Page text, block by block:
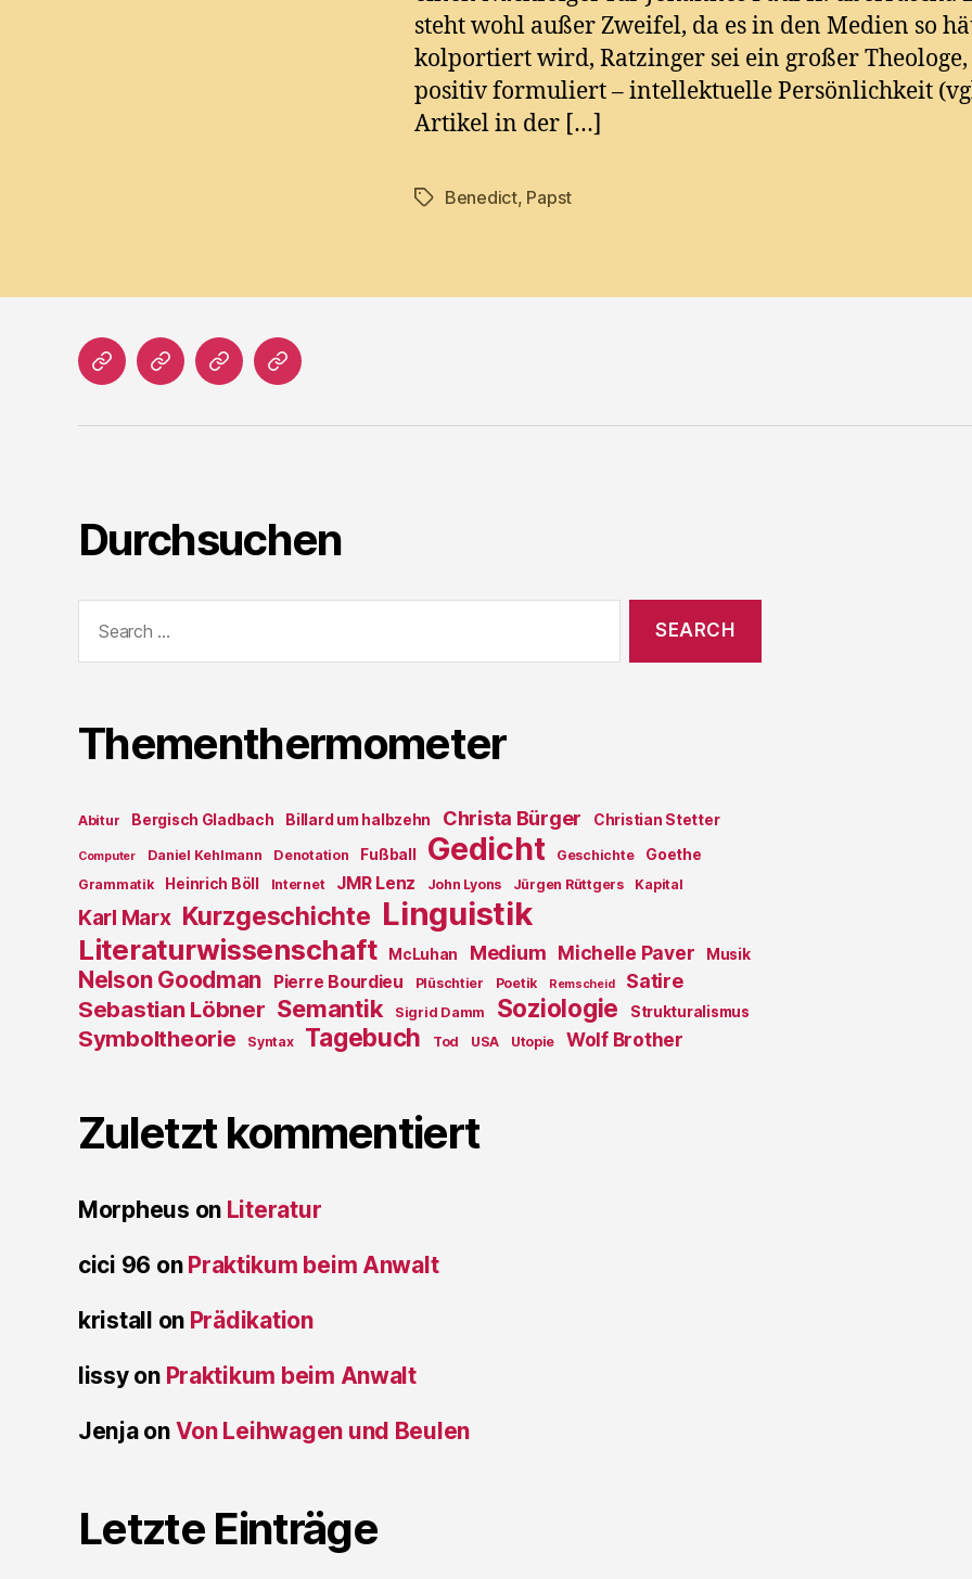
steht wohl außer Zweifel, da es in den Medien so
kolportiert wird, Ratzinger sei ein großer Theologe,
positiv formuliert – intellektuelle Persönlichkeit
Artikel in der […]
TagsBenedict, Papst
Home LiteraturProsa Impressum
Durchsuchen
for:
Thementhermometer
Abitur Bergisch Gladbach Billard um halbzehn Christa Bürger Christian Stetter
Computer Daniel Kehlmann Denotation Fußball Gedicht Geschichte Goethe
Grammatik Heinrich Böll Internet JMR Lenz John Lyons Jürgen Rüttgers Kapital
Karl Marx Kurzgeschichte Linguistik
Literaturwissenschaft McLuhan Medium Michelle Paver Musik
Nelson Goodman Pierre Bourdieu Plüschtier Poetik Remscheid Satire
Sebastian Löbner Semantik Sigrid Damm Soziologie Strukturalismus
Symboltheorie Syntax Tagebuch Tod USA Utopie Wolf Brother
Zuletzt kommentiert
Morpheus on Literatur
cici 96 on Praktikum beim Anwalt
kristall on Prädikation
lissyon Praktikum beim Anwalt
Jenjaon Von Leihwagen und Beulen
Letzte Einträge